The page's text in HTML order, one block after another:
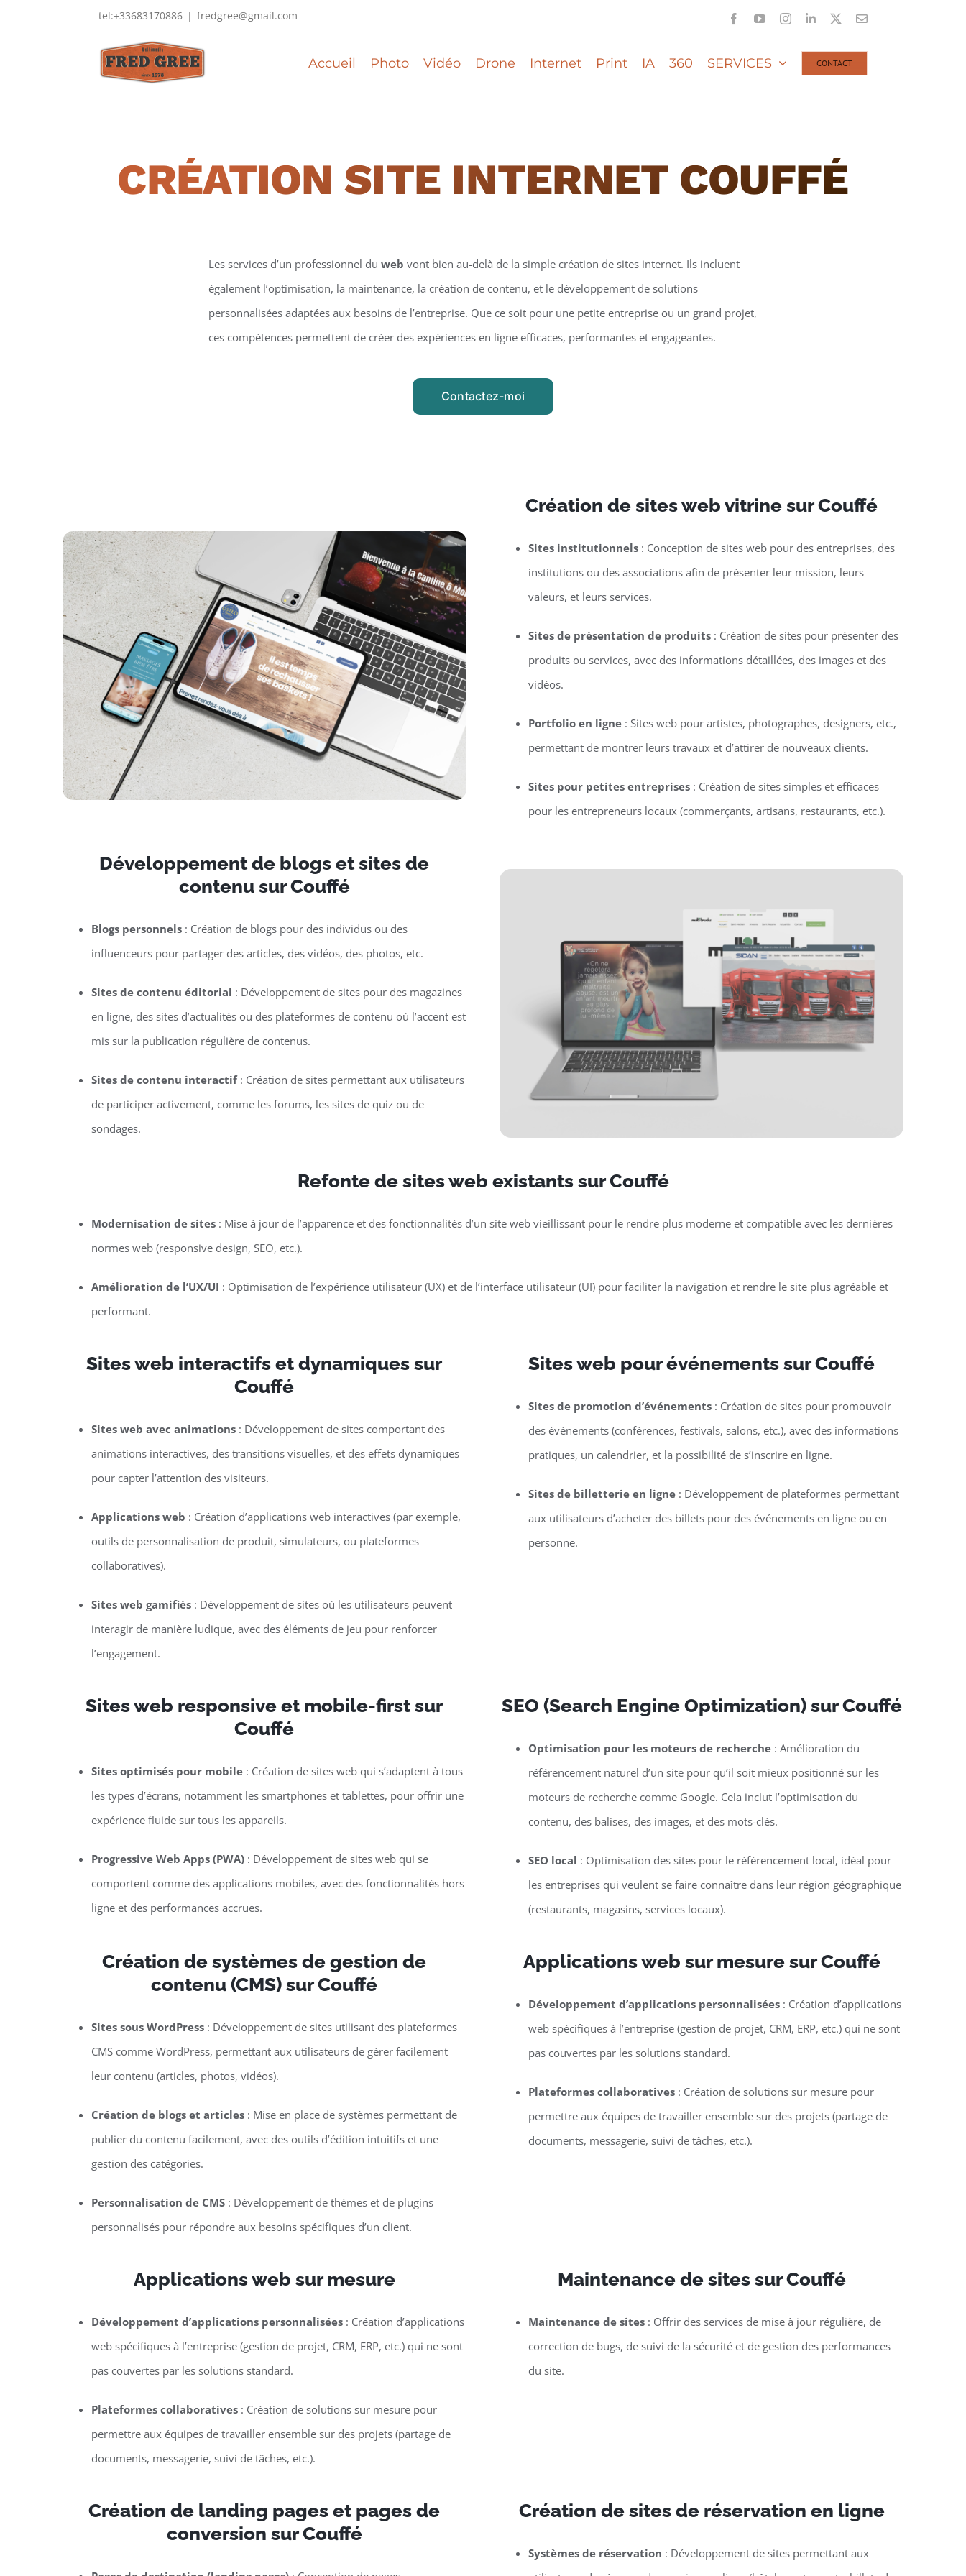
tel:+33683170886 | fredgree@gmail.com FacebookYouTubeInstagramLinkedIn Email
Accueil Photo Vidéo Drone Internet Print IA 360 SERVICES CONTACT
CRÉATION SITE INTERNET COUFFÉ
Les services d’un professionnel du web vont bien au-delà de la simple création de sites internet. Ils incluent
également l’optimisation, la maintenance, la création de contenu, et le développement de solutions
personnalisées adaptées aux besoins de l’entreprise. Que ce soit pour une petite entreprise ou un grand projet,
ces compétences permettent de créer des expériences en ligne efficaces, performantes et engageantes.
Contactez-moi
Création de sites web vitrine sur Couffé
Sites institutionnels : Conception de sites web pour des entreprises, des
institutions ou des associations afin de présenter leur mission, leurs
valeurs, et leurs services.
Sites de présentation de produits : Création de sites pour présenter des
produits ou services, avec des informations détaillées, des images et des
vidéos.
Portfolio en ligne : Sites web pour artistes, photographes, designers, etc.,
permettant de montrer leurs travaux et d’attirer de nouveaux clients.
Sites pour petites entreprises : Création de sites simples et efficaces
pour les entrepreneurs locaux (commerçants, artisans, restaurants, etc.).
Développement de blogs et sites de
contenu sur Couffé
Blogs personnels: Création de blogs pour des individus ou des
influenceurs pour partager des articles, des vidéos, des photos, etc.
Sites de contenu éditorial : Développement de sites pour des magazines
en ligne, des sites d’actualités ou des plateformes de contenu où l’accent est
mis sur la publication régulière de contenus.
Sites de contenu interactif: Création de sites permettant aux utilisateurs
de participer activement, comme les forums, les sites de quiz ou de
sondages.
Refonte de sites web existants sur Couffé
Modernisation de sites: Mise à jour de l’apparence et des fonctionnalités d’un site web vieillissant pour le rendre plus moderne et compatible avec les dernières
normes web (responsive design, SEO, etc.).
Amélioration de l’UX/UI : Optimisation de l’expérience utilisateur (UX) et de l’interface utilisateur (UI) pour faciliter la navigation et rendre le site plus agréable et
performant.
Sites web interactifs et dynamiques sur
Couffé
Sites web avec animations: Développement de sites comportant des
animations interactives, des transitions visuelles, et des effets dynamiques
pour capter l’attention des visiteurs.
Applications web : Création d’applications web interactives (par exemple,
outils de personnalisation de produit, simulateurs, ou plateformes
collaboratives).
Sites web gamifiés: Développement de sites où les utilisateurs peuvent
interagir de manière ludique, avec des éléments de jeu pour renforcer
l’engagement.
Sites web pour événements sur Couffé
Sites de promotion d’événements : Création de sites pour promouvoir
des événements (conférences, festivals, salons, etc.), avec des informations
pratiques, un calendrier, et la possibilité de s’inscrire en ligne.
Sites de billetterie en ligne : Développement de plateformes permettant
aux utilisateurs d’acheter des billets pour des événements en ligne ou en
personne.
Sites web responsive et mobile-first sur
Couffé
Sites optimisés pour mobile: Création de sites web qui s’adaptent à tous
les types d’écrans, notamment les smartphones et tablettes, pour offrir une
expérience fluide sur tous les appareils.
Progressive Web Apps (PWA): Développement de sites web qui se
comportent comme des applications mobiles, avec des fonctionnalités hors
ligne et des performances accrues.
SEO (Search Engine Optimization) sur Couffé
Optimisation pour les moteurs de recherche : Amélioration du
référencement naturel d’un site pour qu’il soit mieux positionné sur les
moteurs de recherche comme Google. Cela inclut l’optimisation du
contenu, des balises, des images, et des mots-clés.
SEO local : Optimisation des sites pour le référencement local, idéal pour
les entreprises qui veulent se faire connaître dans leur région géographique
(restaurants, magasins, services locaux).
Création de systèmes de gestion de
contenu (CMS) sur Couffé
Sites sous WordPress: Développement de sites utilisant des plateformes
CMS comme WordPress, permettant aux utilisateurs de gérer facilement
leur contenu (articles, photos, vidéos).
Création de blogs et articles: Mise en place de systèmes permettant de
publier du contenu facilement, avec des outils d’édition intuitifs et une
gestion des catégories.
Personnalisation de CMS: Développement de thèmes et de plugins
personnalisés pour répondre aux besoins spécifiques d’un client.
Applications web sur mesure sur Couffé
Développement d’applications personnalisées : Création d’applications
web spécifiques à l’entreprise (gestion de projet, CRM, ERP, etc.) qui ne sont
pas couvertes par les solutions standard.
Plateformes collaboratives : Création de solutions sur mesure pour
permettre aux équipes de travailler ensemble sur des projets (partage de
documents, messagerie, suivi de tâches, etc.).
Applications web sur mesure
Développement d’applications personnalisées: Création d’applications
web spécifiques à l’entreprise (gestion de projet, CRM, ERP, etc.) qui ne sont
pas couvertes par les solutions standard.
Plateformes collaboratives: Création de solutions sur mesure pour
permettre aux équipes de travailler ensemble sur des projets (partage de
documents, messagerie, suivi de tâches, etc.).
Maintenance de sites sur Couffé
Maintenance de sites : Offrir des services de mise à jour régulière, de
correction de bugs, de suivi de la sécurité et de gestion des performances
du site.
Création de landing pages et pages de
conversion sur Couffé
Création de sites de réservation en ligne
Systèmes de réservation : Développement de sites permettant aux